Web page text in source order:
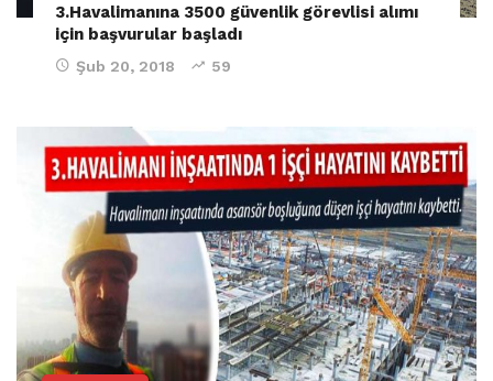
3.Havalimanına 3500 güvenlik görevlisi alımı
için başvurular başladı
Şub 20, 2018 59